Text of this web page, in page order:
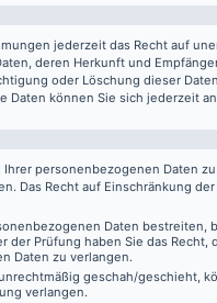
jederzeit das Recht auf
deren Herkunft und
oder Löschung dieser
Daten können Sie sich jederzeit
personenbezogenen Daten zu
Das Recht auf Einschränkung der
Daten bestreiten,
der Prüfung haben Sie das Recht,
Daten zu verlangen.
geschah/geschieht,
verlangen.